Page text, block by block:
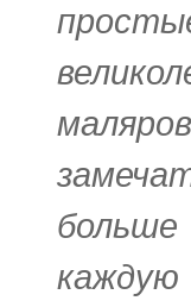
каждую